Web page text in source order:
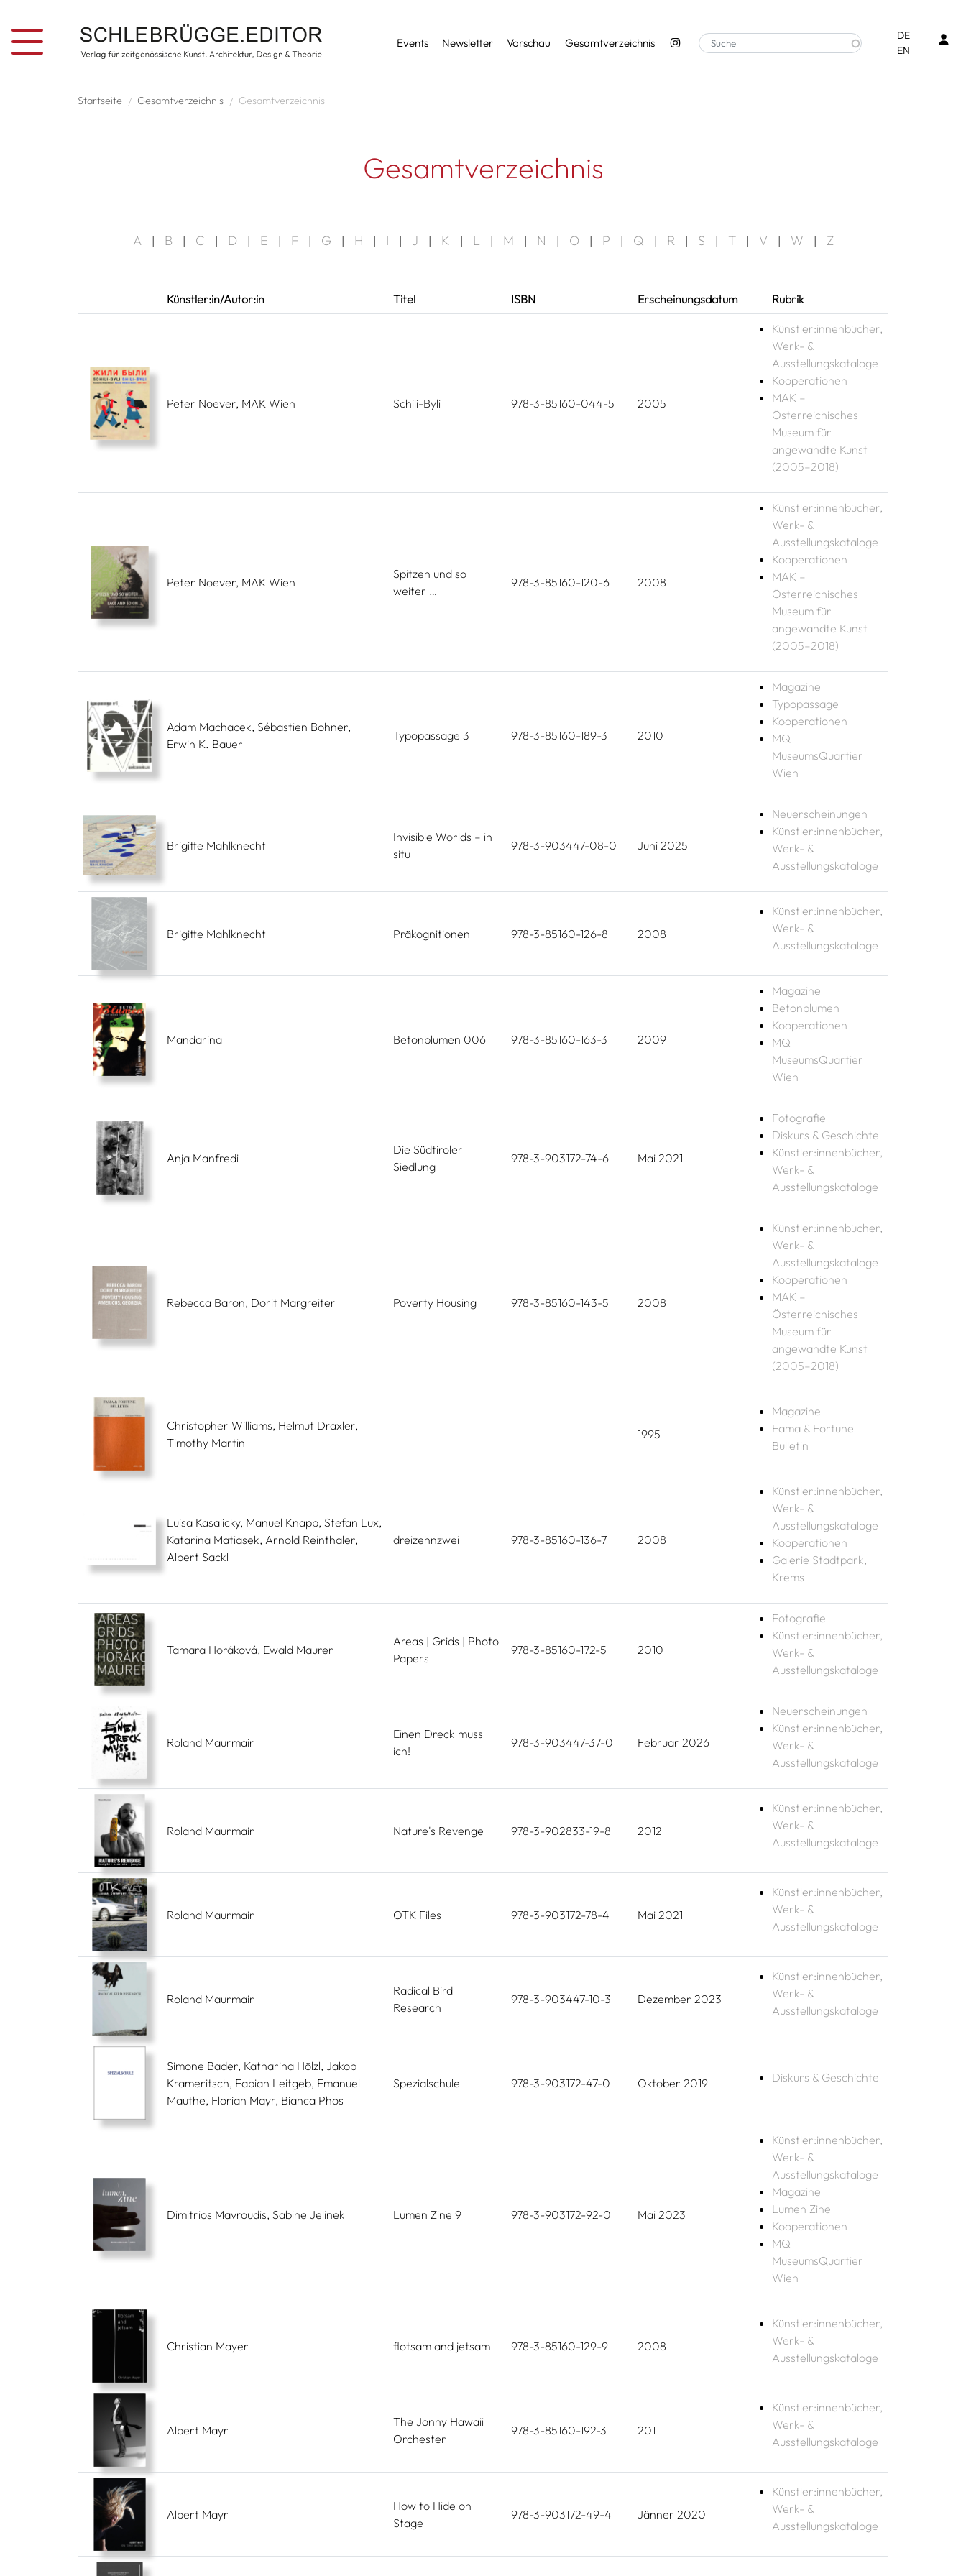
Services
Events Newsletter Vorschau Gesamtverzeichnis
DE
EN
Pfadnavigation
Startseite Gesamtverzeichnis Gesamtverzeichnis
Gesamtverzeichnis
A | B | C | D | E | F | G | H | I | J | K | L | M | N | O | P | Q | R | S | T | V | W | Z
Künstler:in/Autor:in Titel ISBN Erscheinungsdatum Rubrik
Peter Noever, MAK Wien Schili-Byli 978-3-85160-044-5 2005
Künstler:innenbücher,
Werk- &
Ausstellungskataloge
Kooperationen
MAK –
Österreichisches
Museum für
angewandte Kunst
(2005–2018)
Peter Noever, MAK Wien
Spitzen und so
weiter …
978-3-85160-120-6 2008
Künstler:innenbücher,
Werk- &
Ausstellungskataloge
Kooperationen
MAK –
Österreichisches
Museum für
angewandte Kunst
(2005–2018)
Adam Machacek, Sébastien Bohner,
Erwin K. Bauer
Typopassage 3 978-3-85160-189-3 2010
Magazine
Typopassage
Kooperationen
MQ
MuseumsQuartier
Wien
Brigitte Mahlknecht
Invisible Worlds – in
situ
978-3-903447-08-0 Juni 2025
Neuerscheinungen
Künstler:innenbücher,
Werk- &
Ausstellungskataloge
Brigitte Mahlknecht Präkognitionen 978-3-85160-126-8 2008
Künstler:innenbücher,
Werk- &
Ausstellungskataloge
Mandarina Betonblumen 006 978-3-85160-163-3 2009
Magazine
Betonblumen
Kooperationen
MQ
MuseumsQuartier
Wien
Anja Manfredi
Die Südtiroler
Siedlung
978-3-903172-74-6 Mai 2021
Fotografie
Diskurs & Geschichte
Künstler:innenbücher,
Werk- &
Ausstellungskataloge
Rebecca Baron, Dorit Margreiter Poverty Housing 978-3-85160-143-5 2008
Künstler:innenbücher,
Werk- &
Ausstellungskataloge
Kooperationen
MAK –
Österreichisches
Museum für
angewandte Kunst
(2005–2018)
Christopher Williams, Helmut Draxler,
Timothy Martin
1995
Magazine
Fama & Fortune
Bulletin
Luisa Kasalicky, Manuel Knapp, Stefan Lux,
Katarina Matiasek, Arnold Reinthaler,
Albert Sackl
dreizehnzwei 978-3-85160-136-7 2008
Künstler:innenbücher,
Werk- &
Ausstellungskataloge
Kooperationen
Galerie Stadtpark,
Krems
Tamara Horáková, Ewald Maurer
Areas | Grids | Photo
Papers
978-3-85160-172-5 2010
Fotografie
Künstler:innenbücher,
Werk- &
Ausstellungskataloge
Roland Maurmair
Einen Dreck muss
ich!
978-3-903447-37-0 Februar 2026
Neuerscheinungen
Künstler:innenbücher,
Werk- &
Ausstellungskataloge
Roland Maurmair Nature's Revenge 978-3-902833-19-8 2012
Künstler:innenbücher,
Werk- &
Ausstellungskataloge
Roland Maurmair OTK Files 978-3-903172-78-4 Mai 2021
Künstler:innenbücher,
Werk- &
Ausstellungskataloge
Roland Maurmair
Radical Bird
Research
978-3-903447-10-3 Dezember 2023
Künstler:innenbücher,
Werk- &
Ausstellungskataloge
Simone Bader, Katharina Hölzl, Jakob
Krameritsch, Fabian Leitgeb, Emanuel
Mauthe, Florian Mayr, Bianca Phos
Spezialschule 978-3-903172-47-0 Oktober 2019 Diskurs & Geschichte
Dimitrios Mavroudis, Sabine Jelinek Lumen Zine 9 978-3-903172-92-0 Mai 2023
Künstler:innenbücher,
Werk- &
Ausstellungskataloge
Magazine
Lumen Zine
Kooperationen
MQ
MuseumsQuartier
Wien
Christian Mayer flotsam and jetsam 978-3-85160-129-9 2008
Künstler:innenbücher,
Werk- &
Ausstellungskataloge
Albert Mayr
The Jonny Hawaii
Orchester
978-3-85160-192-3 2011
Künstler:innenbücher,
Werk- &
Ausstellungskataloge
Albert Mayr
How to Hide on
Stage
978-3-903172-49-4 Jänner 2020
Künstler:innenbücher,
Werk- &
Ausstellungskataloge